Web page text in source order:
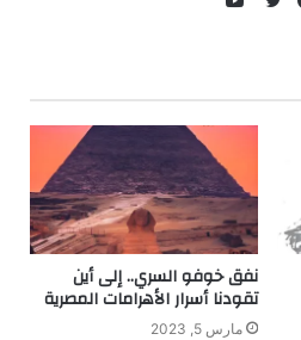
نفق خوفو السري.. إلى أين
تقودنا أسرار الأهرامات المصرية
مارس 5, 2023